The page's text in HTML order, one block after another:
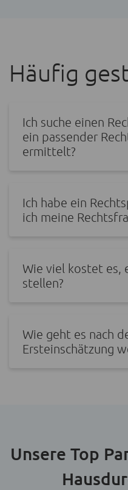
Häufig
Ich suche einen
ein passender
ermittelt?
Ich habe ein
ich meine
Wie viel kostet es,
stellen?
Wie geht es nach
Ersteinschätzung
Unsere Top